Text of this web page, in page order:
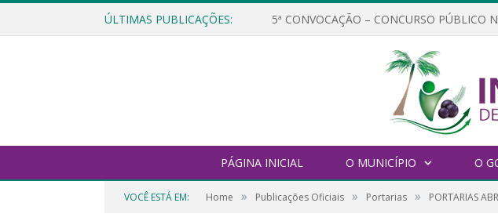
ÚLTIMAS PUBLICAÇÕES: 5ª CONVOCAÇÃO – CONCURSO PÚBLICO
PÁGINA INICIAL O MUNICÍPIO O
VOCÊ ESTÁ EM: Home » Publicações Oficiais » Portarias » PORTARIAS